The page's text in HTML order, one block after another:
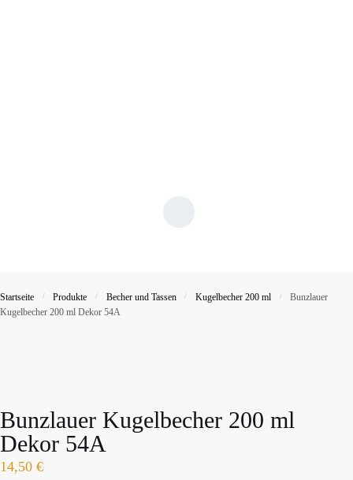
Startseite / Produkte / Becher und Tassen / Kugelbecher 200 ml /
Bunzlauer
Kugelbecher 200 ml Dekor 54A
Bunzlauer Kugelbecher 200 ml
Dekor 54A
14,50 €